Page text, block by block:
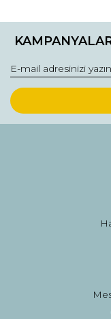
konularda yetersiz
Görüş ve
Ürün resmi
Ürün
Ürün fiyatı diğer